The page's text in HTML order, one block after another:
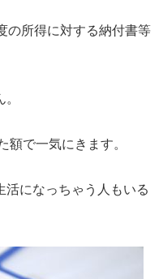
の所得に対する納付書等
額で一気にきます。
活になっちゃう人もいる